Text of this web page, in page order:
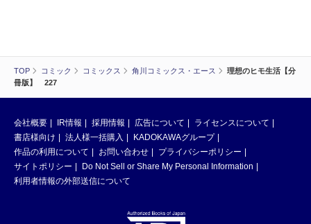
TOP コミック コミックス 角川コミックス・エース
理想のヒモ生活【分
冊版】 227
会社概要 IR情報 採用情報 広告について
ライセンスについて
書店様向け
法人様一括購入
KADOKAWAグループ
作品の利用について
お問い合わせ
プライバシーポリシー
サイトポリシー
Do Not Sell or Share My Personal Information
利用者情報の外部送信について